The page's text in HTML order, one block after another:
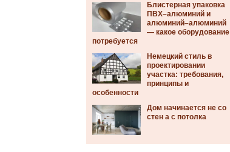
Блистерная упаковка
ПВХ–алюминий и
алюминий–алюминий
— какое оборудование
потребуется
Немецкий стиль в
проектировании
участка: требования,
принципы и
особенности
Дом начинается не со
стен а с потолка